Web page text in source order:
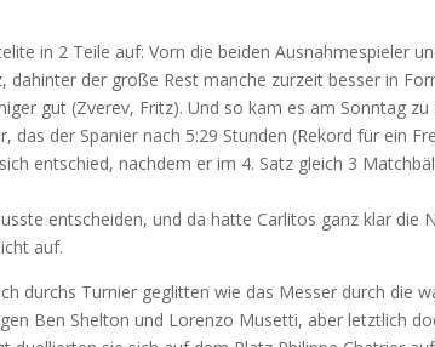
in 2 Teile auf: Vorn die beiden Ausnahmespieler
dahinter der große Rest manche zurzeit besser in
gut (Zverev, Fritz). Und so kam es am Sonntag zu
das der Spanier nach 5:29 Stunden (Rekord für ein
entschied, nachdem er im 4. Satz gleich 3
entscheiden, und da hatte Carlitos ganz klar die
auf.
durchs Turnier geglitten wie das Messer durch die
Ben Shelton und Lorenzo Musetti, aber letztlich